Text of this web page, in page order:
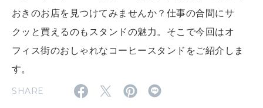
MAGAZINE
2026年8月号『お茶の時間です。』
おきのお店を見つけてみませんか？仕事の合間にサ
クッと買えるのもスタンドの魅力。そこで今回はオ
フィス街のおしゃれなコーヒースタンドをご紹介しま
す。
SHARE